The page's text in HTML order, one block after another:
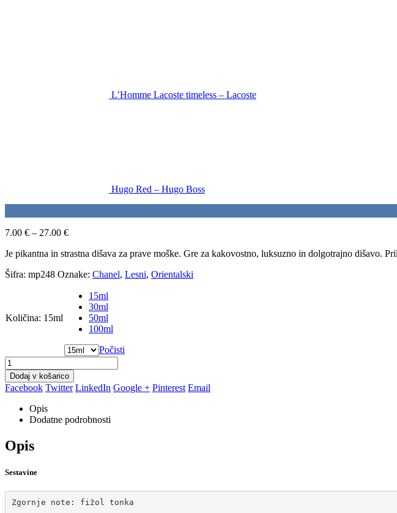
L’Homme Lacoste timeless – Lacoste
Hugo Red – Hugo Boss
7.00 € – 27.00 €
Je pikantna in strastna dišava za prave moške. Gre za kakovostno, luksuzno in dolgotrajno dišavo.
Šifra: mp248 Oznake: Chanel, Lesni, Orientalski
Količina: 15ml
15ml
30ml
50ml
100ml
Počisti
Dodaj v košarico
Facebook Twitter LinkedIn Google + Pinterest Email
Opis
Dodatne podrobnosti
Opis
Sestavine
Zgornje note: fižol tonka